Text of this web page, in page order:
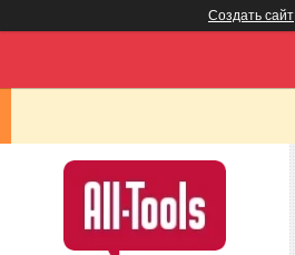
Создать сайт